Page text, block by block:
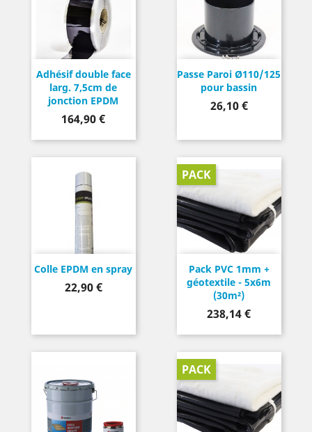
Adhésif double face
larg. 7,5cm de
jonction EPDM
Prix
164,90 €
Passe Paroi Ø110/125
pour bassin
Prix
26,10 €
Colle EPDM en spray
Prix
22,90 €
Pack PVC 1mm +
géotextile - 5x6m
(30m²)
Prix
238,14 €
PACK
PACK